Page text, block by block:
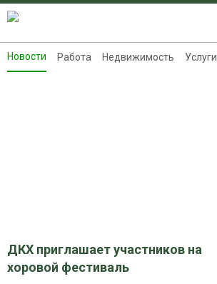
Новости
Новости Работа Недвижимость Услуги
ДКХ приглашает участников на
хоровой фестиваль